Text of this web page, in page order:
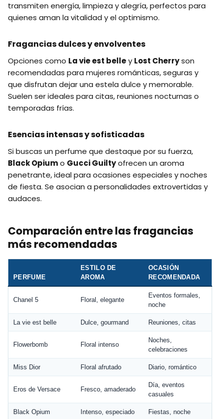
transmiten energía, limpieza y alegría, perfectos para
quienes aman la vitalidad y el optimismo.
Fragancias dulces y envolventes
Opciones como La vie est belley Lost Cherryson
recomendadas para mujeres románticas, seguras y
que disfrutan dejar una estela dulce y memorable.
Suelen ser ideales para citas, reuniones nocturnas o
temporadas frías.
Esencias intensas y sofisticadas
Si buscas un perfume que destaque por su fuerza,
Black Opiumo Gucci Guiltyofrecen un aroma
penetrante, ideal para ocasiones especiales y noches
de fiesta. Se asocian a personalidades extrovertidas y
audaces.
Comparación entre las fragancias
más recomendadas
PERFUME
ESTILO DE
AROMA
OCASIÓN
RECOMENDADA
Chanel 5 Floral, elegante
Eventos formales,
noche
La vie est belle Dulce, gourmand Reuniones, citas
Flowerbomb Floral intenso
Noches,
celebraciones
Miss Dior Floral afrutado Diario, romántico
Eros de Versace Fresco, amaderado
Día, eventos
casuales
Black Opium Intenso, especiado Fiestas, noche